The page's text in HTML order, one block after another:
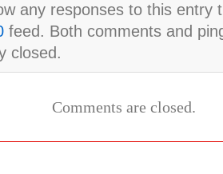
any responses to this entry
feed. Both comments and
closed.
Comments are closed.